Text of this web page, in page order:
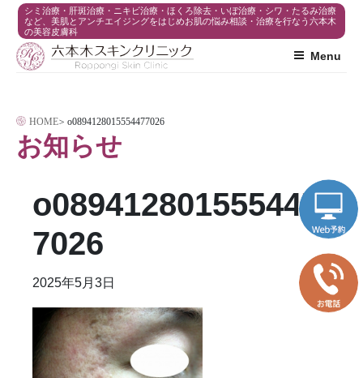
シミ治療・肝斑治療・ニキビ治療・ほくろ除去・いぼ治療・シワ・たるみ治療
など、美肌とアンチエイジングをはじめお肌の悩み相談・治療を行なう六本木
の美容皮膚科
Menu
HOME> o0894128015554477026
お知らせ
o089412801555447
7026
2025年5月3日